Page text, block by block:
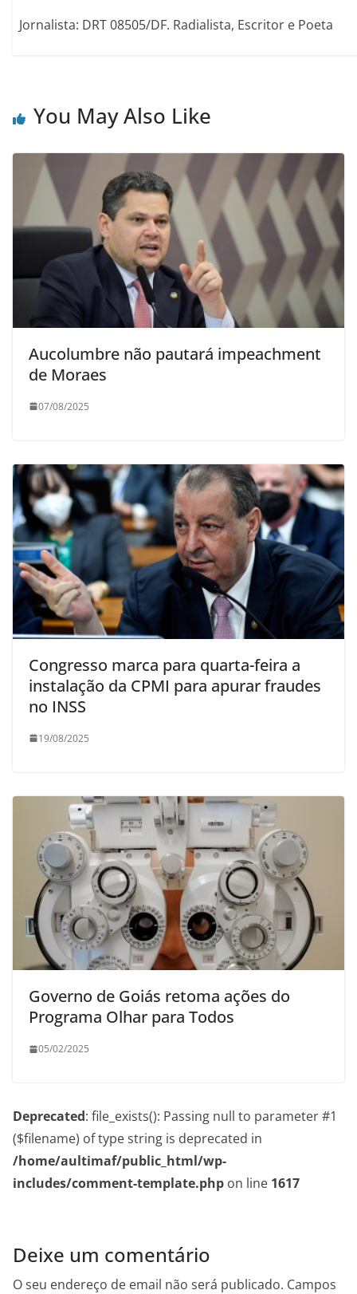
Jornalista: DRT 08505/DF. Radialista, Escritor e Poeta
You May Also Like
Aucolumbre não pautará impeachment
de Moraes
07/08/2025
Congresso marca para quarta-feira a
instalação da CPMI para apurar fraudes
no INSS
19/08/2025
Governo de Goiás retoma ações do
Programa Olhar para Todos
05/02/2025
Deprecated: file_exists(): Passing null to parameter #1
($filename) of type string is deprecated in
/home/aultimaf/public_html/wp-
includes/comment-template.php on line 1617
Deixe um comentário
O seu endereço de email não será publicado. Campos